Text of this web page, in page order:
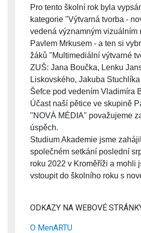
Pro tento školní rok byla
kategorie "Výtvarná tvorba -
vedená významným vizuálním
Pavlem Mrkusem - a ten si
žáků "Multimediální výtvarné
ZUŠ: Jana Boučka, Lenku
Liskovského, Jakuba
Šefce pod vedením Vladimíra
Účast naší pětice ve skupině
"NOVÁ MÉDIA" považujeme
úspěch.
Studium Akademie jsme
společném setkání poslední
roku 2022 v Kroměříži a mohli
vstoupit do školního roku s
ODKAZY NA WEBOVÉ
O MenARTU